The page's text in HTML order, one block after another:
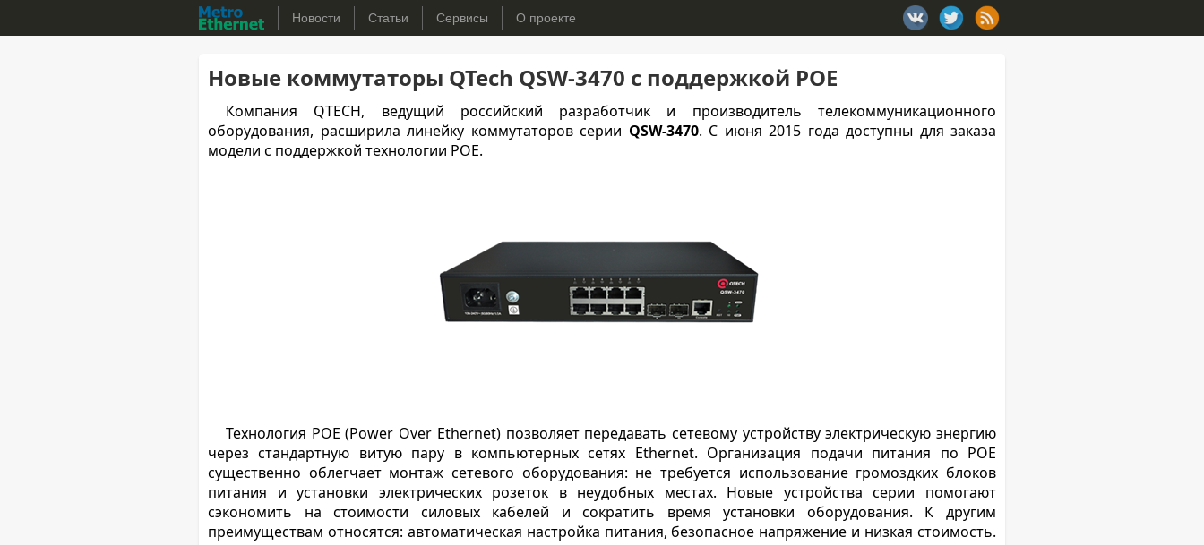
Новости Статьи Сервисы О проекте
Новые коммутаторы QTech QSW-3470 c поддержкой POE
Компания QTECH, ведущий российский разработчик и производитель телекоммуникационного
оборудования, расширила линейку коммутаторов серии QSW-3470. С июня 2015 года доступны для заказа
модели с поддержкой технологии PОE.
Технология PОE (Power Over Ethernet) позволяет передавать сетевому устройству электрическую энергию
через стандартную витую пару в компьютерных сетях Ethernet. Организация подачи питания по POE
существенно облегчает монтаж сетевого оборудования: не требуется использование громоздких блоков
питания и установки электрических розеток в неудобных местах. Новые устройства серии помогают
сэкономить на стоимости силовых кабелей и сократить время установки оборудования. К другим
преимуществам относятся: автоматическая настройка питания, безопасное напряжение и низкая стоимость.